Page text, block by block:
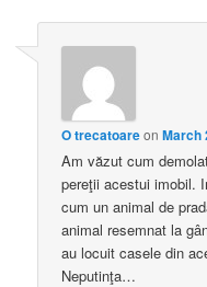
O trecatoareonMarch
Am văzut cum
pereţii acestui imobil.
cum un animal de
animal resemnat la
au locuit casele din
Neputinţa…